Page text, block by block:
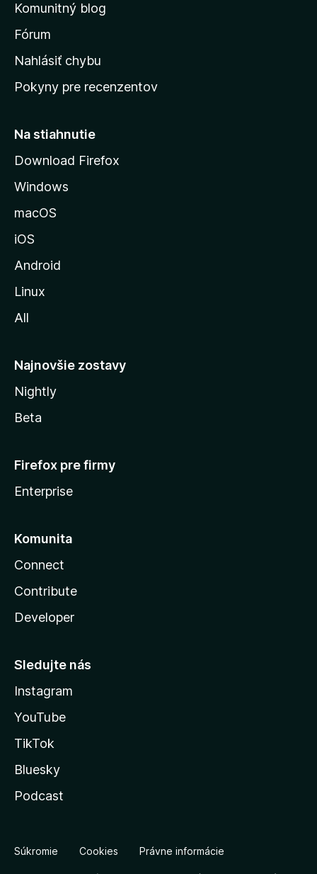
v
s
k
s
r
n
k
o
z
l
Komunitný blog
Fórum
Nahlásiť chybu
Pokyny pre recenzentov
Na stiahnutie
Download Firefox
Windows
macOS
iOS
Android
Linux
All
Najnovšie zostavy
Nightly
Beta
Firefox pre firmy
Enterprise
Komunita
Connect
Contribute
Developer
Sledujte nás
Instagram
YouTube
TikTok
Bluesky
Podcast
Súkromie Cookies Právne informácie